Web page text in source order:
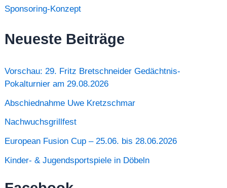
Sponsoring-Konzept
Neueste Beiträge
Vorschau: 29. Fritz Bretschneider Gedächtnis-
Pokalturnier am 29.08.2026
Abschiednahme Uwe Kretzschmar
Nachwuchsgrillfest
European Fusion Cup – 25.06. bis 28.06.2026
Kinder- & Jugendsportspiele in Döbeln